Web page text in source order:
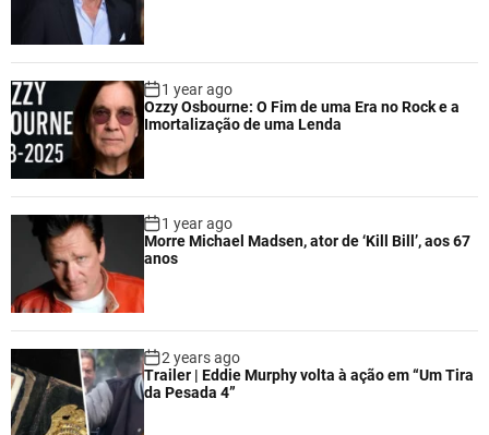
1 year ago
Ozzy Osbourne: O Fim de uma Era no Rock e a
Imortalização de uma Lenda
1 year ago
Morre Michael Madsen, ator de ‘Kill Bill’, aos 67
anos
2 years ago
Trailer | Eddie Murphy volta à ação em “Um Tira
da Pesada 4”